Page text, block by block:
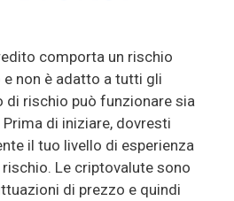
comporta un rischio
non è adatto a tutti gli
rischio può funzionare sia
di iniziare, dovresti
il tuo livello di esperienza
Le criptovalute sono
di prezzo e quindi